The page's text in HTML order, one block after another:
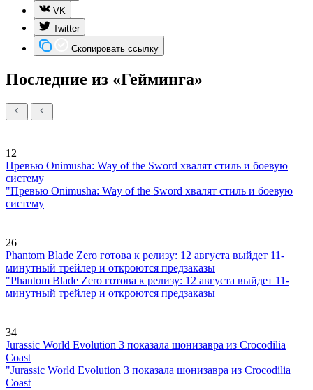
VK
Twitter
Скопировать ссылку
Последние из «Гейминга»
12
Превью Onimusha: Way of the Sword хвалят стиль и боевую
систему
"Превью Onimusha: Way of the Sword хвалят стиль и боевую
систему
26
Phantom Blade Zero готова к релизу: 12 августа выйдет 11-
минутный трейлер и откроются предзаказы
"Phantom Blade Zero готова к релизу: 12 августа выйдет 11-
минутный трейлер и откроются предзаказы
34
Jurassic World Evolution 3 показала шонизавра из Crocodilia
Coast
"Jurassic World Evolution 3 показала шонизавра из Crocodilia
Coast